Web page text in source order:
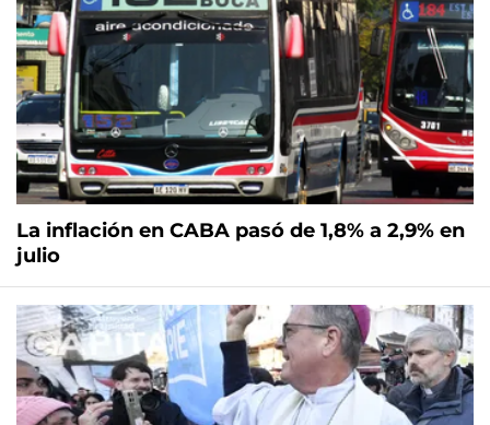
La inflación en CABA pasó de 1,8% a 2,9% en
julio